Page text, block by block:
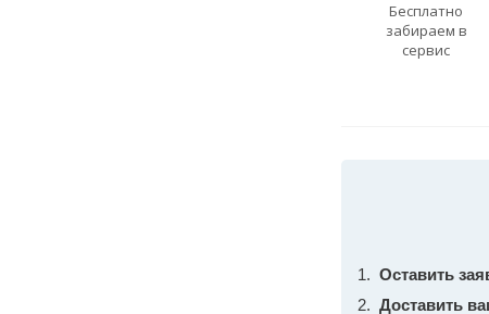
Бесплатно
забираем в
сервис
Оставить
Доставить